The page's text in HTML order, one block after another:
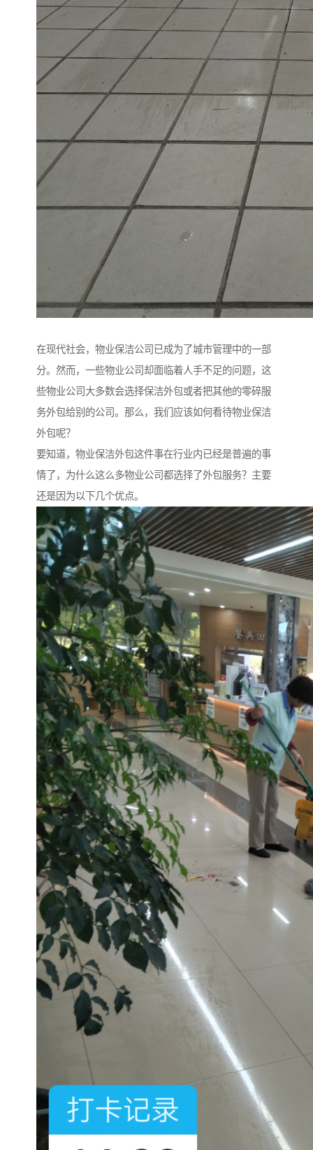
在现代社会，物业保洁公司已成为了城市管理中的一部
分。然而，一些物业公司却面临着人手不足的问题，这
些物业公司大多数会选择保洁外包或者把其他的零碎服
务外包给别的公司。那么，我们应该如何看待物业保洁
外包呢？
要知道，物业保洁外包这件事在行业内已经是普遍的事
情了，为什么这么多物业公司都选择了外包服务？主要
还是因为以下几个优点。